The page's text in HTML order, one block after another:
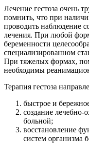
Лечение гестоза очень
помнить, что при
проводить наблюдение
лечения. При любой
беременности
специализированном
При тяжелых формах,
необходимы
Терапия гестоза
быстрое и
создание лечебно-
больной;
восстановление
систем организма